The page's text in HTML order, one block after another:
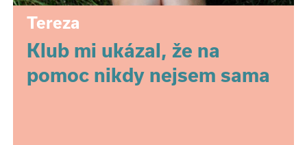
Tereza
Klub mi ukázal, že na
pomoc nikdy nejsem sama